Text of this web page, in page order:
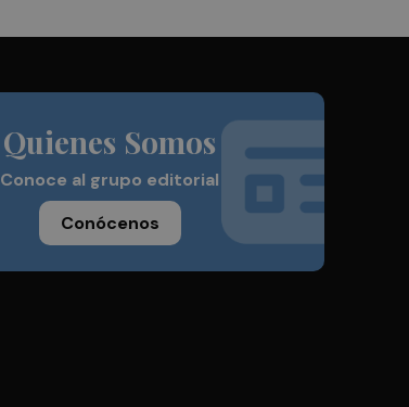
Quienes Somos
Conoce al grupo editorial
Conócenos